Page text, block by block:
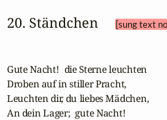
20. Ständchen [sung text
Gute Nacht!  die Sterne leuchten
Droben auf in stiller Pracht,
Leuchten dir, du liebes Mädchen,
An dein Lager;  gute Nacht!